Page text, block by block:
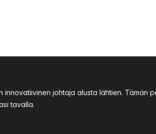
johtaja alusta lähtien. Tämän
tavalla.